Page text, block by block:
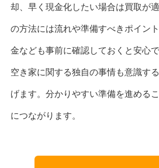
却、早く現金化したい場合は買取が
の方法には流れや準備すべきポイン
金なども事前に確認しておくと安心
空き家に関する独自の事情も意識す
げます。分かりやすい準備を進める
につながります。